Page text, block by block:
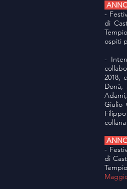
-
di
ospiti
-
2018,
Donà,
Giulio
-
di